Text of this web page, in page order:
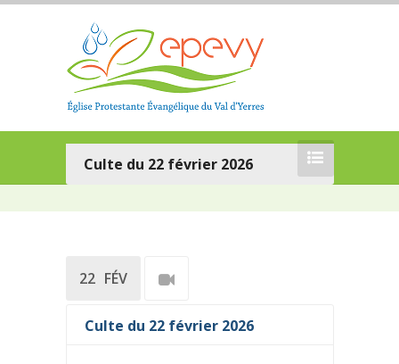
Culte du 22 février 2026
22 FÉV
Culte du 22 février 2026